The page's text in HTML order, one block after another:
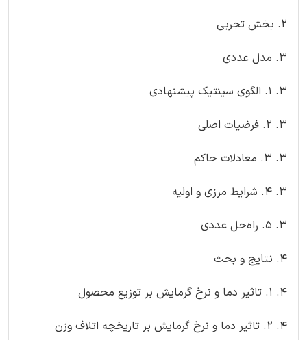
2. بخش تجربی
3. مدل عددی
3. 1. الگوی سینتیک پیشنهادی
3. 2. فرضیات اصلی
3. 3. معادلات حاکم
3. 4. شرایط مرزی و اولیه
3. 5. راه‌حل عددی
4. نتایج و بحث
4. 1. تاثیر دما و نرخ گرمایش بر توزیع محصول
4. 2. تاثیر دما و نرخ گرمایش بر تاریخچه اتلاف وزن